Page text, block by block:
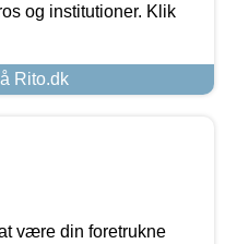
og institutioner. Klik
Rito.dk
være din foretrukne